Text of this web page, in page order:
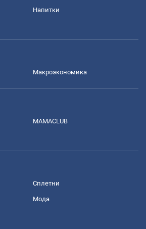
Напитки
Mакроэкономика
MAMACLUB
Сплетни
Мода